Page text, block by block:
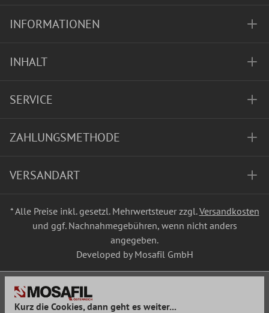
INFORMATIONEN
INHALT
SERVICE
ZAHLUNGSMETHODE
VERSANDART
* Alle Preise inkl. gesetzl. Mehrwertsteuer zzgl.Versandkosten
und ggf. Nachnahmegebühren, wenn nicht anders
angegeben.
Developed by Mosafil GmbH
Kurz die Cookies, dann geht es weiter...